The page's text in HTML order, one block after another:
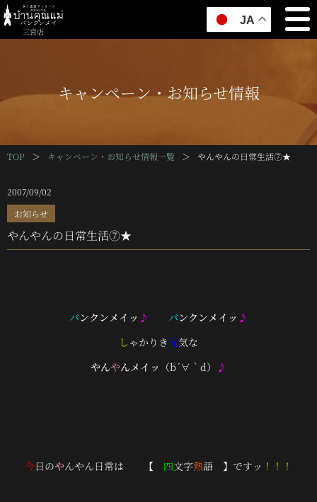
三宮店
キャンペーン・お知らせ情報
TOP ＞ キャンペーン・お知らせ情報一覧 ＞ やんやんの日常生活⑦★
2007/09/02
お知らせ
やんやんの日常生活⑦★
バンクンメイッ ♪ バンクンメイッ ♪
し ゃかりき元気な
やんやんメイッ （b´∀｀d） ♪
今日のやんやん日常は 【 四文字熟語 】ですッ ！！！
JA